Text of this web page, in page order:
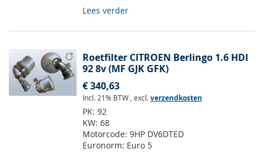
Lees verder
Roetfilter CITROEN Berlingo 1.6 HDI
92 8v (MF GJK GFK)
€ 340,63
Incl. 21% BTW , excl.verzendkosten
PK: 92
KW: 68
Motorcode: 9HP DV6DTED
Euronorm: Euro 5